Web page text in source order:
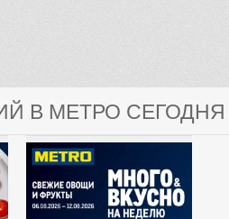
В МЕТРО СЕГОДНЯ